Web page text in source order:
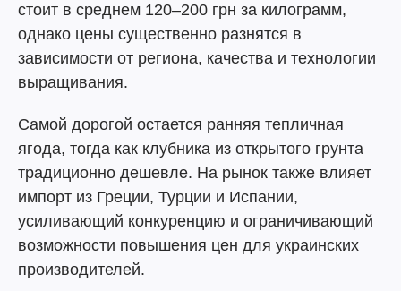
стоит в среднем 120–200 грн за килограмм,
однако цены существенно разнятся в
зависимости от региона, качества и технологии
выращивания.
Самой дорогой остается ранняя тепличная
ягода, тогда как клубника из открытого грунта
традиционно дешевле. На рынок также влияет
импорт из Греции, Турции и Испании,
усиливающий конкуренцию и ограничивающий
возможности повышения цен для украинских
производителей.